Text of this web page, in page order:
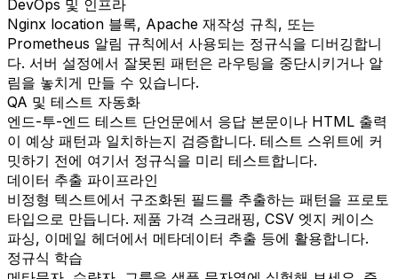
DevOps 및 인프라
Nginx location 블록, Apache 재작성 규칙, 또는
Prometheus 알림 규칙에서 사용되는 정규식을 디버깅합니
다. 서버 설정에서 잘못된 패턴은 라우팅을 중단시키거나 알
림을 놓치게 만들 수 있습니다.
QA 및 테스트 자동화
엔드-투-엔드 테스트 단언문에서 응답 본문이나 HTML 출력
이 예상 패턴과 일치하는지 검증합니다. 테스트 스위트에 커
밋하기 전에 여기서 정규식을 미리 테스트합니다.
데이터 추출 파이프라인
비정형 텍스트에서 구조화된 필드를 추출하는 패턴을 프로토
타입으로 만듭니다. 제품 가격 스크래핑, CSV 엣지 케이스
파싱, 이메일 헤더에서 메타데이터 추출 등에 활용합니다.
정규식 학습